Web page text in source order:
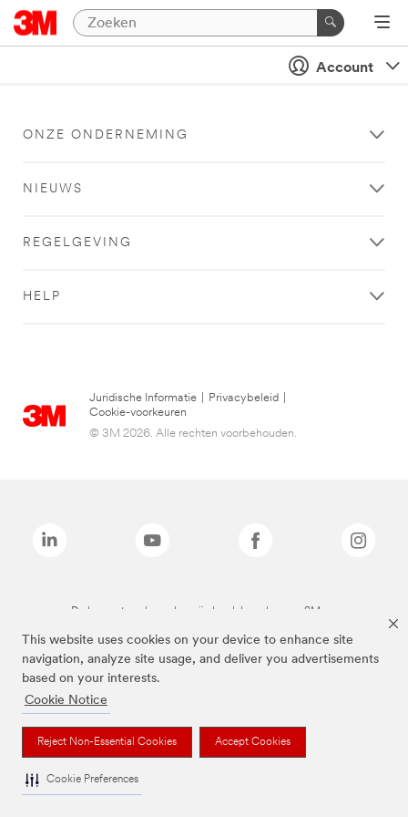
This website uses cookies on your device to enhance site
navigation, analyze site usage, and deliver you advertisements
based on your interests.
Cookie Notice
Reject Non-Essential Cookies Accept Cookies
Cookie Preferences
Account
ONZE ONDERNEMING
NIEUWS
REGELGEVING
HELP
Juridische Informatie Privacybeleid
Cookie-voorkeuren
© 3M 2026. Alle rechten voorbehouden.
De bovenstaande merken zijn handelsmerken van 3M.we